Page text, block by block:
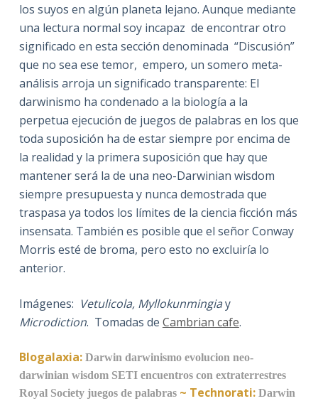
los suyos en algún planeta lejano. Aunque mediante
una lectura normal soy incapaz de encontrar otro
significado en esta sección denominada “Discusión”
que no sea ese temor, empero, un somero meta-
análisis arroja un significado transparente: El
darwinismo ha condenado a la biología a la
perpetua ejecución de juegos de palabras en los que
toda suposición ha de estar siempre por encima de
la realidad y la primera suposición que hay que
mantener será la de una neo-Darwinian wisdom
siempre presupuesta y nunca demostrada que
traspasa ya todos los límites de la ciencia ficción más
insensata. También es posible que el señor Conway
Morris esté de broma, pero esto no excluiría lo
anterior.
Imágenes: Vetulicola, Myllokunmingiay
Microdiction. Tomadas de Cambrian cafe.
Blogalaxia: Darwin darwinismo evolucion neo-
darwinian wisdom SETI encuentros con extraterrestres
Royal Society juegos de palabras~ Technorati: Darwin